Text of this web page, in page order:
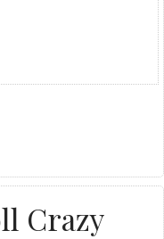
Crazy